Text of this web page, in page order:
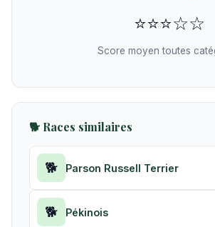
⭐⭐⭐☆☆
Score moyen toutes
🐕 Races similaires
🐕 Parson Russell Terrier
🐕 Pékinois